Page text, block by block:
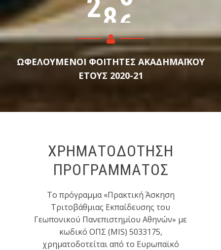
ΩΦΕΛΟΥΜΕΝΟΙ ΦΟΙΤΗΤΕΣ ΑΚΑΔΗΜΑΪΚΟΥ
ΕΤΟΥΣ 2020-21
ΧΡΗΜΑΤΟΔΟΤΗΣΗ
ΠΡΟΓΡΑΜΜΑΤΟΣ
Το πρόγραμμα «Πρακτική Άσκηση
Τριτοβάθμιας Εκπαίδευσης του
Γεωπονικού Πανεπιστημίου Αθηνών» με
κωδικό ΟΠΣ (MIS) 5033175,
χρηματοδοτείται από το Ευρωπαϊκό